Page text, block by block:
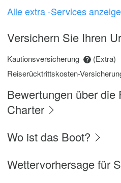
Alle extra -Services
Versichern Sie Ihren
Kautionsversicherung (Extra)
Reiserücktrittskosten-
Bewertungen über die
Charter
Wo ist das Boot?
Wettervorhersage für